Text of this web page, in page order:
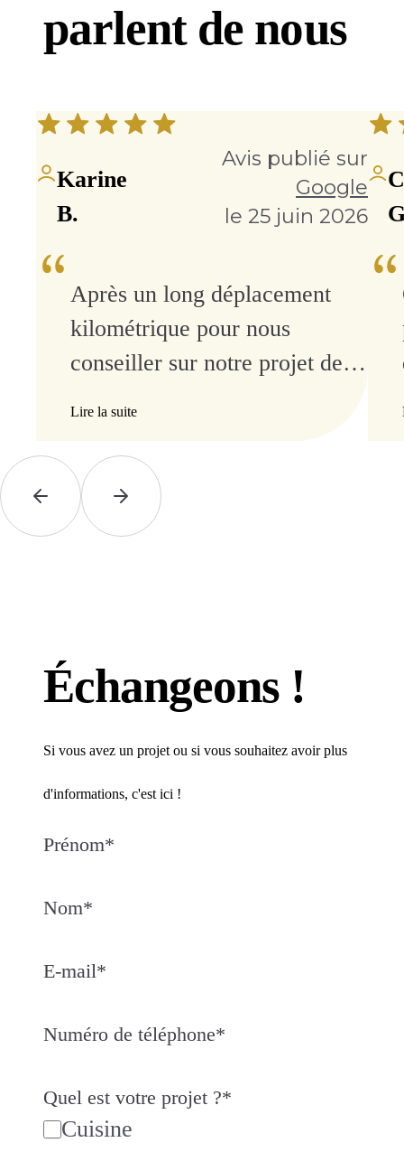
parlent de nous
Karine
B.
Avis publié sur
Google
le 25 juin 2026
Après un long déplacement
kilométrique pour nous
conseiller sur notre projet de
compréhensive, persévérante,
réactive et rigoureuse....Toute
l'équipe est au top !
Lire la suite
Échangeons !
Si vous avez un projet ou si vous souhaitez avoir plus
d'informations, c'est ici !
Prénom*
Nom*
E-mail*
Numéro de téléphone*
Quel est votre projet ?*
Cuisine